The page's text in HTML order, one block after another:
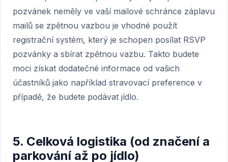
pozvánek neměly ve vaší mailové schránce záplavu
mailů se zpětnou vazbou je vhodné použít
registrační systém, který je schopen posílat RSVP
pozvánky a sbírat zpětnou vazbu. Takto budete
moci získat dodatečné informace od vašich
účastníků jako například stravovací preference v
případě, že budete podávat jídlo.
5. Celková logistika (od značení a
parkování až po jídlo)